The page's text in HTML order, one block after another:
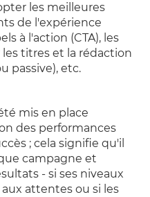
les meilleures
de l'expérience
à l'action (CTA), les
titres et la rédaction
passive), etc.
mis en place
des performances
; cela signifie qu'il
campagne et
- si ses niveaux
attentes ou si les